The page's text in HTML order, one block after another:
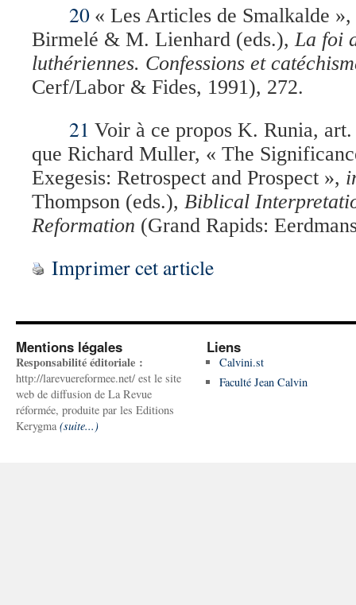
20 «Les Articles de Smalkalde
Birmelé & M. Lienhard (eds.),La foi
luthériennes. Confessions et
Cerf/Labor & Fides, 1991), 272.
21 Voir à ce propos K. Runia,
que Richard Muller, « The
Exegesis: Retrospect and Prospect »,
Thompson (eds.), Biblical
Reformation (Grand Rapids:
Imprimer cet article
Mentions légales
Responsabilité éditoriale :
http://larevuereformee.net/ est le site
web de diffusion de La Revue
réformée, produite par les Editions
Kerygma (suite...)
Liens
Calvini.st
Faculté Jean Calvin